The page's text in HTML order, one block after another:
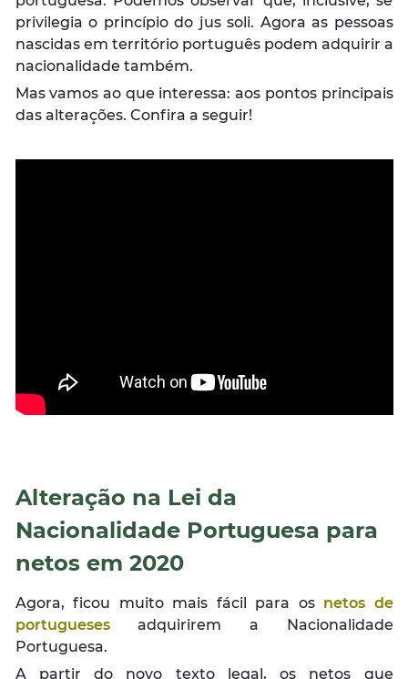
privilegia o princípio do jus soli. Agora as pessoas
nascidas em território português podem adquirir a
nacionalidade também.
Mas vamos ao que interessa: aos pontos principais
das alterações. Confira a seguir!
Alteração na Lei da
Nacionalidade Portuguesa para
netos em 2020
Agora, ficou muito mais fácil para os netos de
portuguesesadquirirem a Nacionalidade
Portuguesa.
A partir do novo texto legal, os netos que